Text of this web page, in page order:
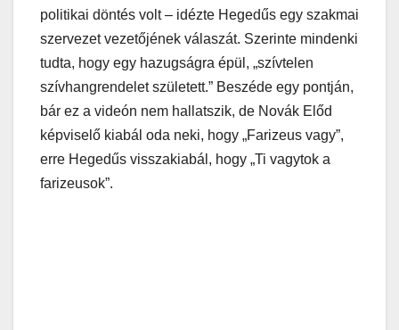
politikai döntés volt – idézte Hegedűs egy szakmai
szervezet vezetőjének válaszát. Szerinte mindenki
tudta, hogy egy hazugságra épül, „szívtelen
szívhangrendelet született.” Beszéde egy pontján,
bár ez a videón nem hallatszik, de Novák Előd
képviselő kiabál oda neki, hogy „Farizeus vagy”,
erre Hegedűs visszakiabál, hogy „Ti vagytok a
farizeusok”.